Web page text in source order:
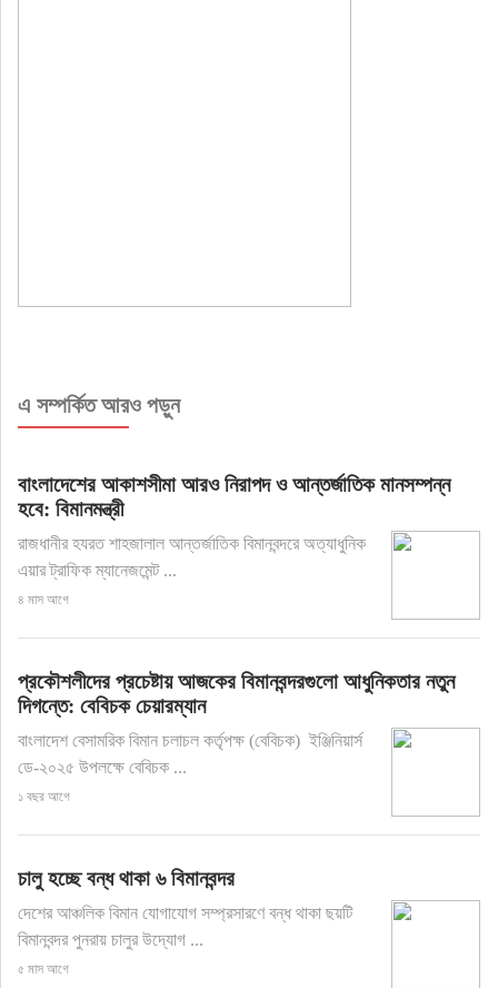
এ সম্পর্কিত আরও পড়ুন
বাংলাদেশের আকাশসীমা আরও নিরাপদ ও আন্তর্জাতিক মানসম্পন্ন
হবে: বিমানমন্ত্রী
রাজধানীর হযরত শাহজালাল আন্তর্জাতিক বিমানবন্দরে অত্যাধুনিক
এয়ার ট্রাফিক ম্যানেজমেন্ট ...
৪ মাস আগে
প্রকৌশলীদের প্রচেষ্টায় আজকের বিমানবন্দরগুলো আধুনিকতার নতুন
দিগন্তে: বেবিচক চেয়ারম্যান
বাংলাদেশ বেসামরিক বিমান চলাচল কর্তৃপক্ষ (বেবিচক) ইঞ্জিনিয়ার্স
ডে-২০২৫ উপলক্ষে বেবিচক ...
১ বছর আগে
চালু হচ্ছে বন্ধ থাকা ৬ বিমানবন্দর
দেশের আঞ্চলিক বিমান যোগাযোগ সম্প্রসারণে বন্ধ থাকা ছয়টি
বিমানবন্দর পুনরায় চালুর উদ্যোগ ...
৫ মাস আগে